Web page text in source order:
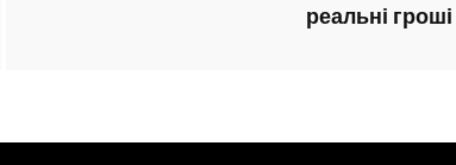
реальні гроші